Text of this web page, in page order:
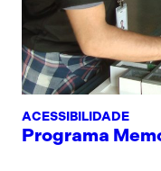
ACESSIBILIDADE
Programa